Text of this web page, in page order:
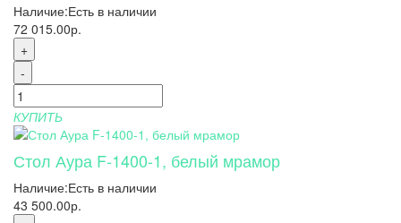
Наличие:Есть в наличии
72 015.00р.
+
-
КУПИТЬ
Стол Аура F-1400-1, белый мрамор
Наличие:Есть в наличии
43 500.00р.